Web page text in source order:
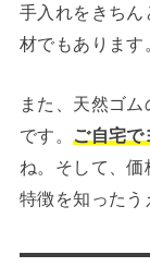
手入れをきち
材でもあります
また、天然ゴ
です。
ご自宅で
ね。そして、
特徴を知ったう